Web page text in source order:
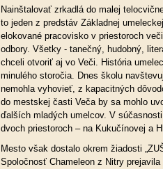
Nainštalovať zrkadlá do malej
to jeden z predstáv Základnej
elokované pracovisko v priestoroch
odbory. Všetky - tanečný, hudobný,
chceli otvoriť aj vo Veči. História
minulého storočia. Dnes školu
nemohla vyhovieť, z kapacitných
do mestskej časti Veča by sa mohlo
ďalších mladých umelcov. V
dvoch priestoroch – na Kukučínovej a
Mesto však dostalo okrem žiadosti
Spoločnosť Chameleon z Nitry